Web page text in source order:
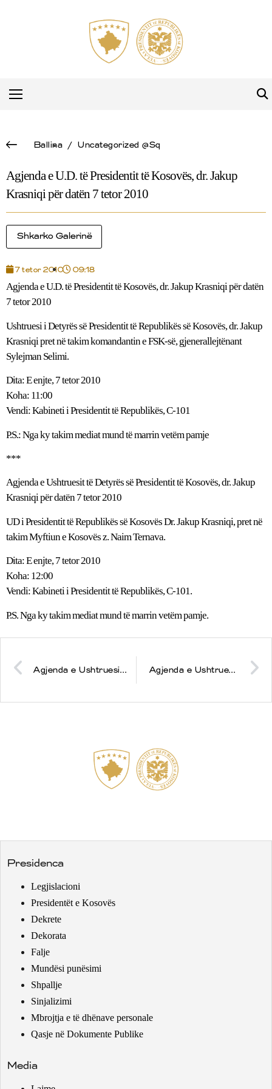
Ballina/ Uncategorized @sq
Agjenda e U.D. të Presidentit të Kosovës, dr. Jakup
Krasniqi për datën 7 tetor 2010
Shkarko Galerinë
7 tetor 2010 09:18
Agjenda e U.D. të Presidentit të Kosovës, dr. Jakup Krasniqi për datën
7 tetor 2010
Ushtruesi i Detyrës së Presidentit të Republikës së Kosovës, dr. Jakup
Krasniqi pret në takim komandantin e FSK-së, gjenerallejtënant
Sylejman Selimi.
Dita: E enjte, 7 tetor 2010
Koha: 11:00
Vendi: Kabineti i Presidentit të Republikës, C-101
P.S.: Nga ky takim mediat mund të marrin vetëm pamje
***
Agjenda e Ushtruesit të Detyrës së Presidentit të Kosovës, dr. Jakup
Krasniqi për datën 7 tetor 2010
UD i Presidentit të Republikës së Kosovës Dr. Jakup Krasniqi, pret në
takim Myftiun e Kosovës z. Naim Ternava.
Dita: E enjte, 7 tetor 2010
Koha: 12:00
Vendi: Kabineti i Presidentit të Republikës, C-101.
P.S. Nga ky takim mediat mund të marrin vetëm pamje.
Agjenda e Ushtruesi të Detyrës së Presidentit të Kosovës, dr. Jakup Krasniqi për datën 6 tetor 2010 Agjenda e Ushtruesit të Detyrës së Presidentit të Kosovës, dr. Jakup Krasniqi për datën
Presidenca
Legjislacioni
Presidentët e Kosovës
Dekrete
Dekorata
Falje
Mundësi punësimi
Shpallje
Sinjalizimi
Mbrojtja e të dhënave personale
Qasje në Dokumente Publike
Media